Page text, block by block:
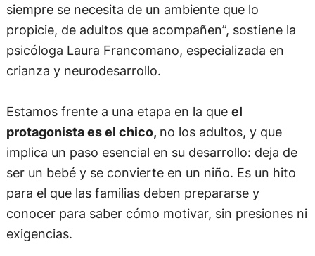
siempre se necesita de un ambiente que lo
propicie, de adultos que acompañen”, sostiene la
psicóloga Laura Francomano, especializada en
crianza y neurodesarrollo.
Estamos frente a una etapa en la que el
protagonista es el chico, no los adultos, y que
implica un paso esencial en su desarrollo: deja de
ser un bebé y se convierte en un niño. Es un hito
para el que las familias deben prepararse y
conocer para saber cómo motivar, sin presiones ni
exigencias.